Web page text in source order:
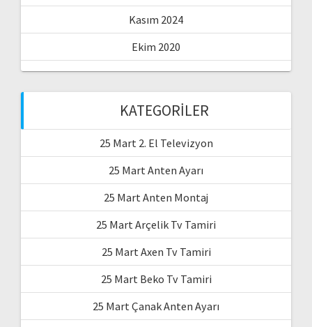
Kasım 2024
Ekim 2020
KATEGORILER
25 Mart 2. El Televizyon
25 Mart Anten Ayarı
25 Mart Anten Montaj
25 Mart Arçelik Tv Tamiri
25 Mart Axen Tv Tamiri
25 Mart Beko Tv Tamiri
25 Mart Çanak Anten Ayarı